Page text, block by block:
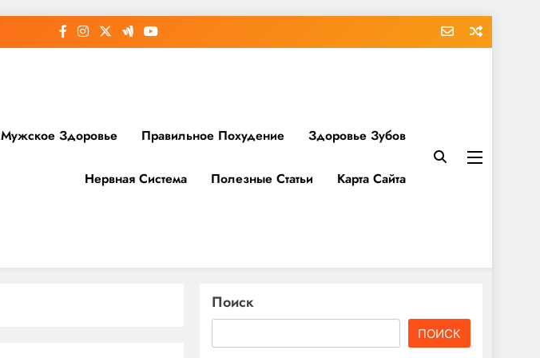
Мужское Здоровье Правильное Похудение Здоровье Зубов
Нервная Система Полезные Статьи Карта Сайта
Поиск
ПОИСК